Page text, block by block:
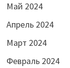
Май 2024
Апрель 2024
Март 2024
Февраль 2024